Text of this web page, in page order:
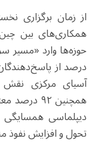
از زمان برگزاری
همکاری‌های بین
درصد از
آسیای مرکزی
همچنین
دیپلماسی
تحول و افزایش نفوذ